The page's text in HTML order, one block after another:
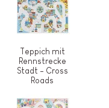
Teppich mit
Rennstrecke
Stadt - Cross
Roads